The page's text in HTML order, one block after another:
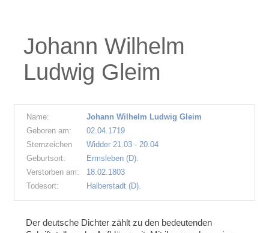
Johann Wilhelm
Ludwig Gleim
Name:
Johann Wilhelm Ludwig Gleim
Geboren am:
02.04.1719
Sternzeichen
Widder 21.03 - 20.04
Geburtsort:
Ermsleben (D).
Verstorben am:
18.02.1803
Todesort:
Halberstadt (D).
Der deutsche Dichter zählt zu den bedeutenden